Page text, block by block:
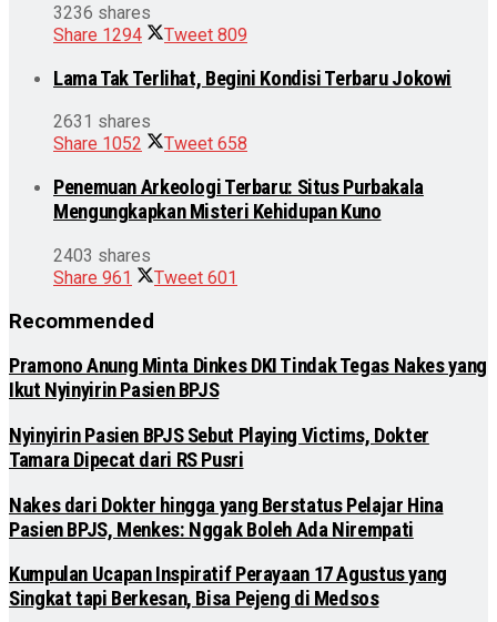
3236 shares
Share 1294 Tweet 809
Lama Tak Terlihat, Begini Kondisi Terbaru Jokowi
2631 shares
Share 1052 Tweet 658
Penemuan Arkeologi Terbaru: Situs Purbakala
Mengungkapkan Misteri Kehidupan Kuno
2403 shares
Share 961 Tweet 601
Recommended
Pramono Anung Minta Dinkes DKI Tindak Tegas Nakes yang
Ikut Nyinyirin Pasien BPJS
Nyinyirin Pasien BPJS Sebut Playing Victims, Dokter
Tamara Dipecat dari RS Pusri
Nakes dari Dokter hingga yang Berstatus Pelajar Hina
Pasien BPJS, Menkes: Nggak Boleh Ada Nirempati
Kumpulan Ucapan Inspiratif Perayaan 17 Agustus yang
Singkat tapi Berkesan, Bisa Pejeng di Medsos